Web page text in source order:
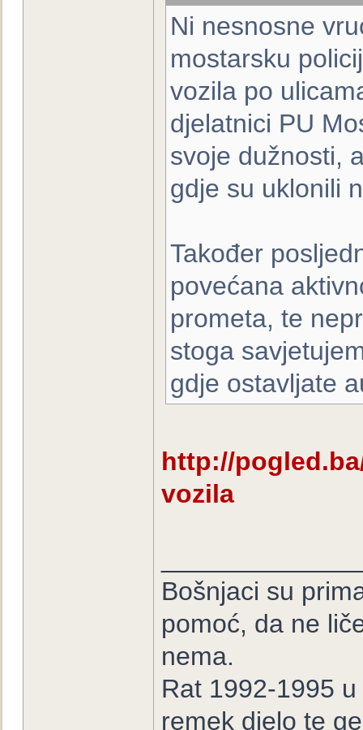
Ni nesnosne
mostarsku
vozila po
djelatnici PU
svoje dužnosti,
gdje su uklonili
Također
povećana
prometa, te
stoga
gdje ostavljate
http://
vozila
Bošnjaci su
pomoć, da ne
nema.
Rat 1992-1995
remek djelo te